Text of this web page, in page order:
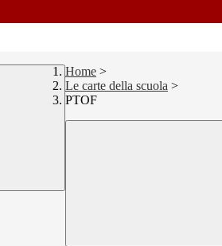
Home >
Le carte della scuola >
PTOF